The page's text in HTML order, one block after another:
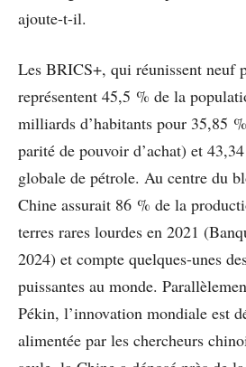
ajoute-t-il.
Les BRICS+, qui réunissent neuf
représentent 45,5 % de la
milliards d’habitants pour 35,85
parité de pouvoir d’achat) et
globale de pétrole. Au centre du
Chine assurait 86 % de la
terres rares lourdes en 2021
2024) et compte quelques-unes
puissantes au monde.
Pékin, l’innovation mondiale est
alimentée par les chercheurs